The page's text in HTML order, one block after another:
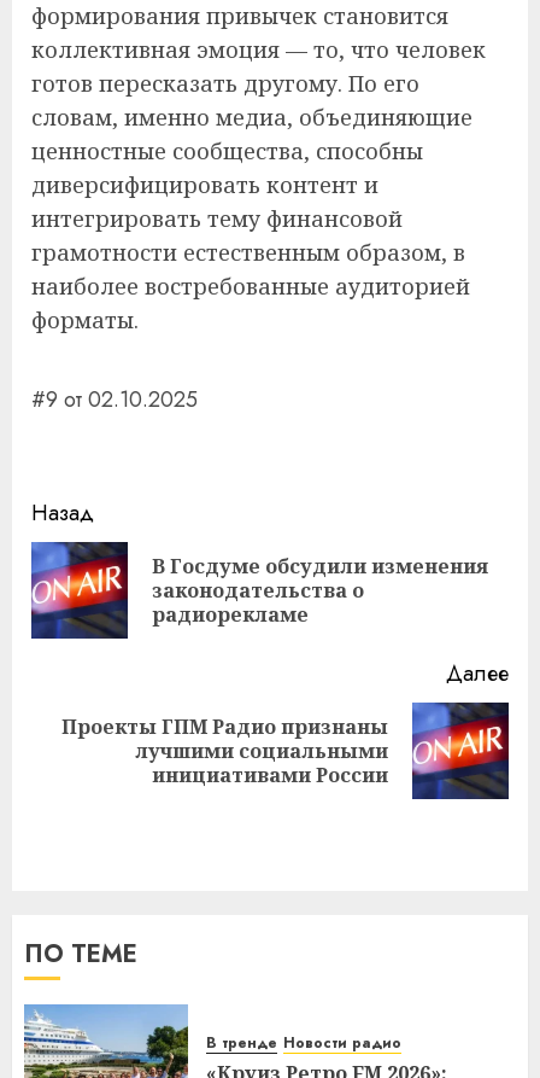
формирования привычек становится
коллективная эмоция — то, что человек
готов пересказать другому. По его
словам, именно медиа, объединяющие
ценностные сообщества, способны
диверсифицировать контент и
интегрировать тему финансовой
грамотности естественным образом, в
наиболее востребованные аудиторией
форматы.
#9 от 02.10.2025
Навигация
записи
Назад
В Госдуме обсудили изменения
законодательства о
радиорекламе
Далее
Следующая
Проекты ГПМ Радио признаны
лучшими социальными
инициативами России
ПО ТЕМЕ
В тренде Новости радио